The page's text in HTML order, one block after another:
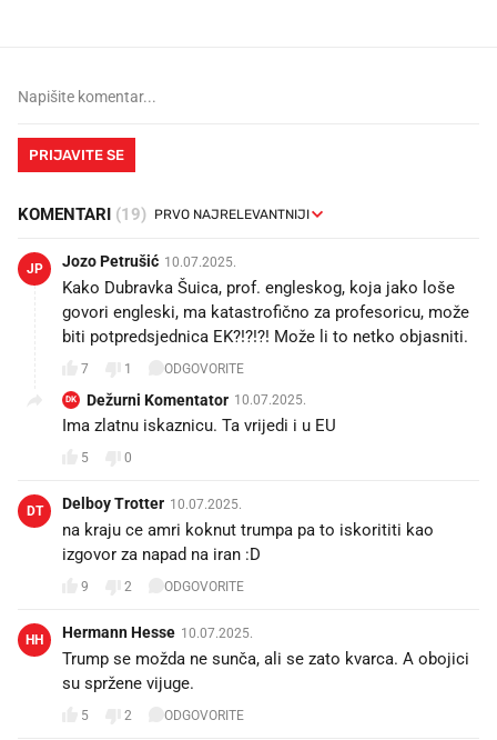
PRIJAVITE SE
KOMENTARI (19)
JP Jozo Petrušić 10.07.2025.
Kako Dubravka Šuica, prof. engleskog, koja jako loše
govori engleski, ma katastrofično za profesoricu, može
biti potpredsjednica EK?!?!?! Može li to netko objasniti.
7 1 ODGOVORITE
DK Dežurni Komentator 10.07.2025.
Ima zlatnu iskaznicu. Ta vrijedi i u EU
5 0
DT Delboy Trotter 10.07.2025.
na kraju ce amri koknut trumpa pa to iskorititi kao
izgovor za napad na iran :D
9 2 ODGOVORITE
HH Hermann Hesse 10.07.2025.
Trump se možda ne sunča, ali se zato kvarca. A obojici
su spržene vijuge.
5 2 ODGOVORITE